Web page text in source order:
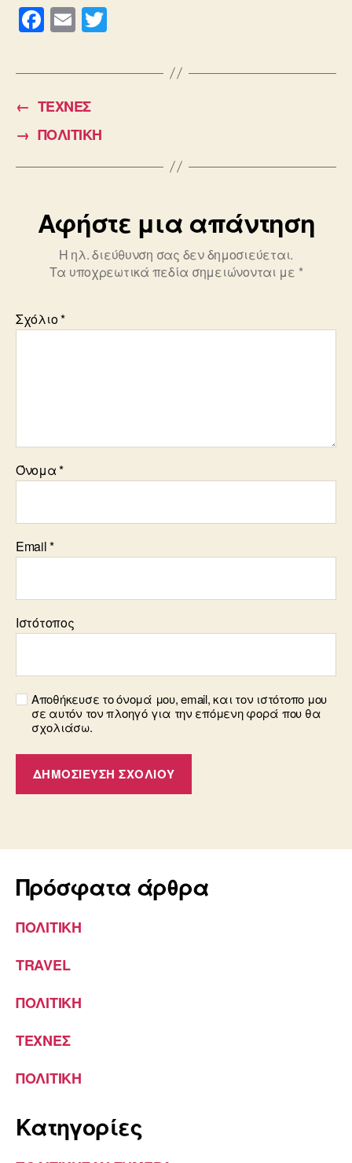
F
a
c
e
b
o
o
E
m
ailtt
← ΤΕΧΝΕΣ
→ ΠΟΛΙΤΙΚΗ
Αφήστε μια απάντηση
Η ηλ. διεύθυνση σας δεν δημοσιεύεται.
Τα υποχρεωτικά πεδία σημειώνονται με *
Σχόλιο*
Όνομα*
Email*
Ιστότοπος
Αποθήκευσε το όνομά μου, email, και τον ιστότοπο μου
σε αυτόν τον πλοηγό για την επόμενη φορά που θα
σχολιάσω.
Πρόσφατα άρθρα
ΠΟΛΙΤΙΚΗ
TRAVEL
ΠΟΛΙΤΙΚΗ
ΤΕΧΝΕΣ
ΠΟΛΙΤΙΚΗ
Kατηγορίες